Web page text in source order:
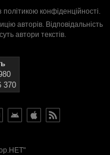
політикою конфіденційності.
авторів. Відповідальність
автори текстів.
370